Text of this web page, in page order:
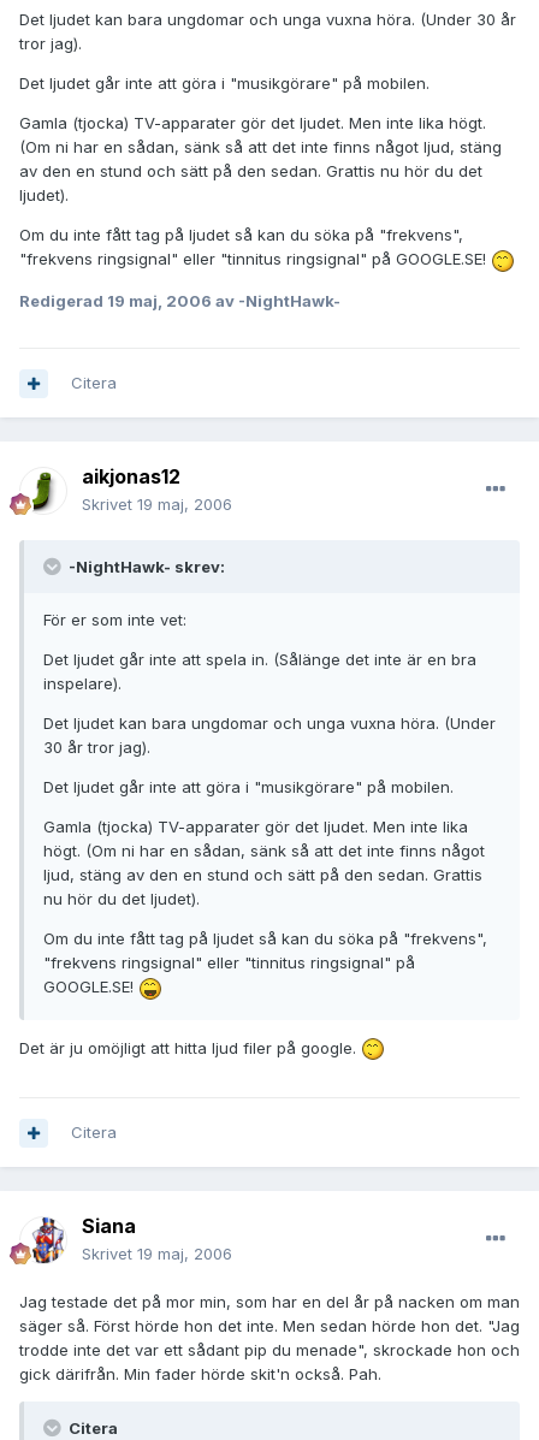
Det ljudet kan bara ungdomar och unga vuxna höra. (Under 30 år
tror jag).
Det ljudet går inte att göra i "musikgörare" på mobilen.
Gamla (tjocka) TV-apparater gör det ljudet. Men inte lika högt.
(Om ni har en sådan, sänk så att det inte finns något ljud, stäng
av den en stund och sätt på den sedan. Grattis nu hör du det
ljudet).
Om du inte fått tag på ljudet så kan du söka på "frekvens",
"frekvens ringsignal" eller "tinnitus ringsignal" på GOOGLE.SE!
Redigerad 19 maj, 2006 av -NightHawk-
Citera
aikjonas12
Skrivet 19 maj, 2006
-NightHawk- skrev:
För er som inte vet:
Det ljudet går inte att spela in. (Sålänge det inte är en bra
inspelare).
Det ljudet kan bara ungdomar och unga vuxna höra. (Under
30 år tror jag).
Det ljudet går inte att göra i "musikgörare" på mobilen.
Gamla (tjocka) TV-apparater gör det ljudet. Men inte lika
högt. (Om ni har en sådan, sänk så att det inte finns något
ljud, stäng av den en stund och sätt på den sedan. Grattis
nu hör du det ljudet).
Om du inte fått tag på ljudet så kan du söka på "frekvens",
"frekvens ringsignal" eller "tinnitus ringsignal" på
GOOGLE.SE!
Det är ju omöjligt att hitta ljud filer på google.
Citera
Siana
Skrivet 19 maj, 2006
Jag testade det på mor min, som har en del år på nacken om man
säger så. Först hörde hon det inte. Men sedan hörde hon det. "Jag
trodde inte det var ett sådant pip du menade", skrockade hon och
gick därifrån. Min fader hörde skit'n också. Pah.
Citera